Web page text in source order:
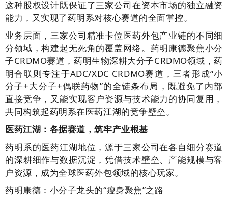
这种股权设计既保证了三家公司在资本市场的独立融资
能力，又实现了药明系对核心赛道的全面掌控。
业务层面，三家公司精准卡位医药外包产业链的不同细
分领域，构建起无死角的覆盖网络。药明康德聚焦小分
子CRDMO赛道，药明生物深耕大分子CRDMO领域，药
明合联则专注于ADC/XDC CRDMO赛道，三者形成“小
分子+大分子+偶联药物”的全链条布局，既避免了内部
直接竞争，又能实现客户资源与技术能力的协同复用，
共同构筑起药明系在医药江湖的竞争壁垒。
医药江湖：各据赛道，筑牢产业根基
药明系的医药江湖地位，源于三家公司在各自细分赛道
的深耕细作与数据沉淀，凭借技术壁垒、产能规模与客
户资源，成为全球医药外包领域的核心玩家。
药明康德：小分子龙头的“瘦身聚焦”之路